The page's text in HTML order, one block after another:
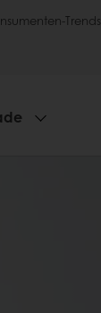
Trends